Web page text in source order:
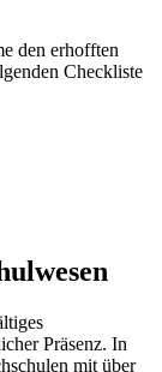
den erhofften
Checkliste
Präsenz. In
mit über